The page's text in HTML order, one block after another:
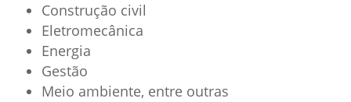
Construção civil
Eletromecânica
Energia
Gestão
Meio ambiente, entre outras